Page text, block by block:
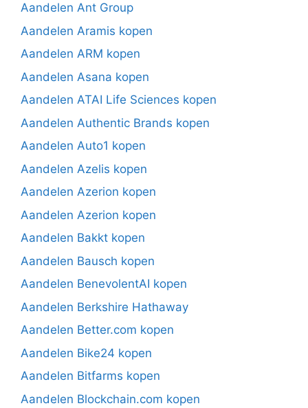
Aandelen Ant Group
Aandelen Aramis kopen
Aandelen ARM kopen
Aandelen Asana kopen
Aandelen ATAI Life Sciences kopen
Aandelen Authentic Brands kopen
Aandelen Auto1 kopen
Aandelen Azelis kopen
Aandelen Azerion kopen
Aandelen Azerion kopen
Aandelen Bakkt kopen
Aandelen Bausch kopen
Aandelen BenevolentAI kopen
Aandelen Berkshire Hathaway
Aandelen Better.com kopen
Aandelen Bike24 kopen
Aandelen Bitfarms kopen
Aandelen Blockchain.com kopen